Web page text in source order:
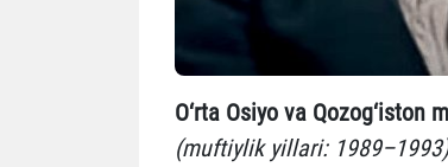
O‘rta Osiyo va
(muftiylik yillari: 1989–1993)